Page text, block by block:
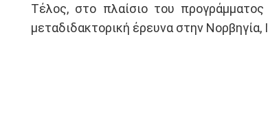
Τέλος, στο πλαίσιο του
μεταδιδακτορική έρευνα στην Νορβηγία,